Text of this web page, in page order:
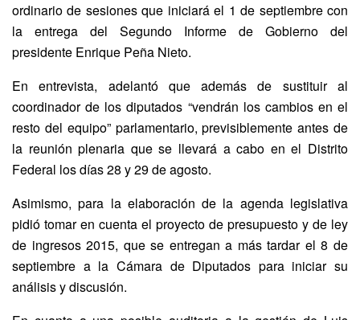
ordinario de sesiones que iniciará el 1 de septiembre con
la entrega del Segundo Informe de Gobierno del
presidente Enrique Peña Nieto.
En entrevista, adelantó que además de sustituir al
coordinador de los diputados “vendrán los cambios en el
resto del equipo” parlamentario, previsiblemente antes de
la reunión plenaria que se llevará a cabo en el Distrito
Federal los días 28 y 29 de agosto.
Asimismo, para la elaboración de la agenda legislativa
pidió tomar en cuenta el proyecto de presupuesto y de ley
de ingresos 2015, que se entregan a más tardar el 8 de
septiembre a la Cámara de Diputados para iniciar su
análisis y discusión.